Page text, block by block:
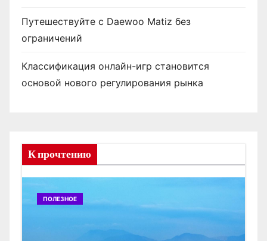
Путешествуйте с Daewoo Matiz без
ограничений
Классификация онлайн-игр становится
основой нового регулирования рынка
К прочтению
ПОЛЕЗНОЕ